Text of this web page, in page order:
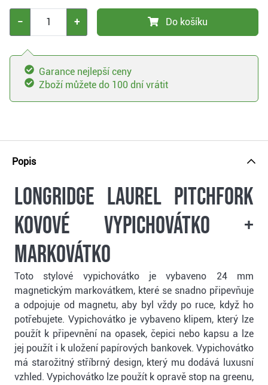
− + Do košíku
Garance nejlepší ceny
Zboží můžete do 100 dní vrátit
Popis
Longridge Laurel Pitchfork
kovové vypichovátko +
markovátko
Toto stylové vypichovátko je vybaveno 24 mm
magnetickým markovátkem, které se snadno připevňuje
a odpojuje od magnetu, aby byl vždy po ruce, když ho
potřebujete. Vypichovátko je vybaveno klipem, který lze
použít k připevnění na opasek, čepici nebo kapsu a lze
jej použít i k uložení papírových bankovek. Vypichovátko
má starožitný stříbrný design, který mu dodává luxusní
vzhled. Vypichovátko lze použít k opravě stop na greenu,